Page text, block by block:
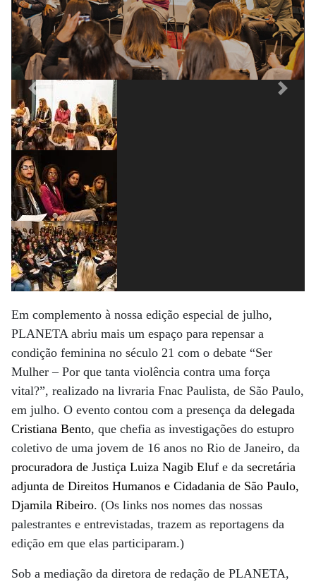
Previous Next
Em complemento à nossa edição especial de julho,
PLANETA abriu mais um espaço para repensar a
condição feminina no século 21 com o debate “Ser
Mulher – Por que tanta violência contra uma força
vital?”, realizado na livraria Fnac Paulista, de São Paulo,
em julho. O evento contou com a presença da delegada
Cristiana Bento, que chefia as investigações do estupro
coletivo de uma jovem de 16 anos no Rio de Janeiro, da
procuradora de Justiça Luiza Nagib Eluf e da secretária
adjunta de Direitos­ Humanos e Cidadania de São Paulo,
Djamila Ribeiro. (Os links nos nomes das nossas
palestrantes e entrevistadas, trazem as reportagens da
edição em que elas participaram.)
Sob a mediação da diretora de redação de PLANETA,